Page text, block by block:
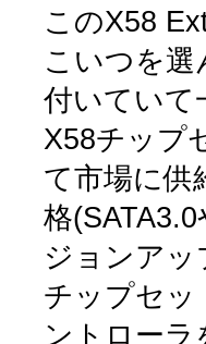
このX58
こいつを選
付いていて
X58チップ
て市場に供
格
ジョンア
チップセッ
ントロー